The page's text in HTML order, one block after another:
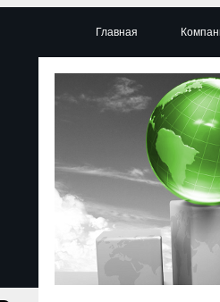
Главная